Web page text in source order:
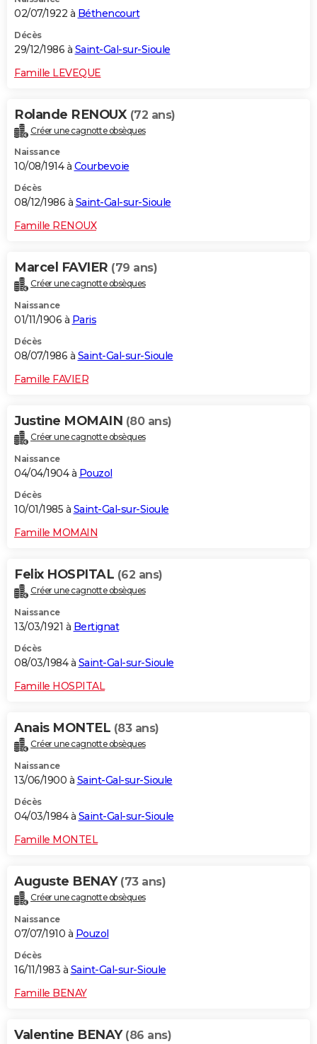
02/07/1922 à Béthencourt
Décès
29/12/1986 à Saint-Gal-sur-Sioule
Famille LEVEQUE
Rolande RENOUX (72 ans)
Créer une cagnotte obsèques
Naissance
10/08/1914 à Courbevoie
Décès
08/12/1986 à Saint-Gal-sur-Sioule
Famille RENOUX
Marcel FAVIER (79 ans)
Créer une cagnotte obsèques
Naissance
01/11/1906 à Paris
Décès
08/07/1986 à Saint-Gal-sur-Sioule
Famille FAVIER
Justine MOMAIN (80 ans)
Créer une cagnotte obsèques
Naissance
04/04/1904 à Pouzol
Décès
10/01/1985 à Saint-Gal-sur-Sioule
Famille MOMAIN
Felix HOSPITAL (62 ans)
Créer une cagnotte obsèques
Naissance
13/03/1921 à Bertignat
Décès
08/03/1984 à Saint-Gal-sur-Sioule
Famille HOSPITAL
Anais MONTEL (83 ans)
Créer une cagnotte obsèques
Naissance
13/06/1900 à Saint-Gal-sur-Sioule
Décès
04/03/1984 à Saint-Gal-sur-Sioule
Famille MONTEL
Auguste BENAY (73 ans)
Créer une cagnotte obsèques
Naissance
07/07/1910 à Pouzol
Décès
16/11/1983 à Saint-Gal-sur-Sioule
Famille BENAY
Valentine BENAY (86 ans)